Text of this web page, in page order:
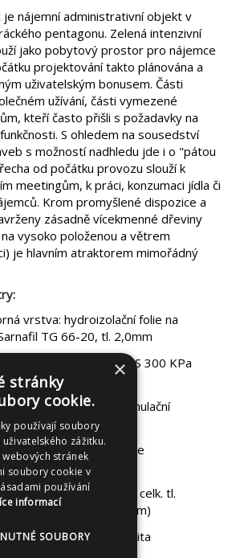
je nájemní administrativní objekt v
pentagonu. Zelená intenzivní
jako pobytový prostor pro nájemce
projektování takto plánována a
uživatelským bonusem. Části
užívání, části vymezené
kteří často přišli s požadavky na
S ohledem na sousedství
s možností nadhledu jde i o "pátou
od počátku provozu slouží k
meetingům, k práci, konzumaci jídla či
Krom promyšlené dispozice a
zásadně vícekmenné dřeviny
vysoko položenou a větrem
je hlavním atraktorem mimořádný
vrstva: hydroizolační folie na
TG 66-20, tl. 2,0mm
tepelná izolace XPS 300 KPa
ochranná vodoakumulační
Typ RMS 900
drenážní nopová folie
– intenzivní zeleň, celk. tl.
(střední hodnota 890mm)
vrstva: nebyla použita
×
stránky
cookie.
používají soubory
zážitku.
stránek
soubory cookie v
používání
informací
SOUBORY